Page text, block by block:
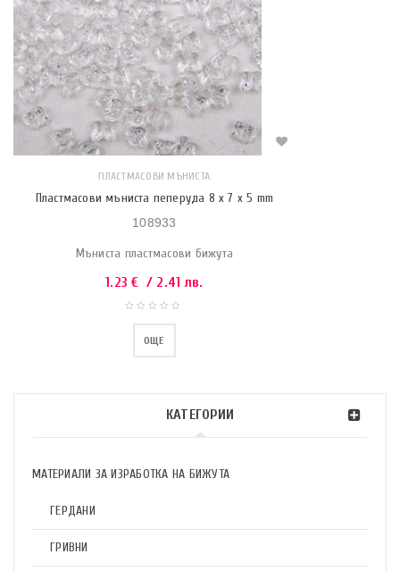
КАТЕГОРИИ
МАТЕРИАЛИ ЗА ИЗРАБОТКА НА БИЖУТА
ГЕРДАНИ
ГРИВНИ
ПЛАСТМАСОВИ МЪНИСТА
Пластмасови мъниста пеперуда 8 x 7 x 5 mm
108933
Мъниста пластмасови бижута
1.23€ / 2.41 лв.
ОЩЕ